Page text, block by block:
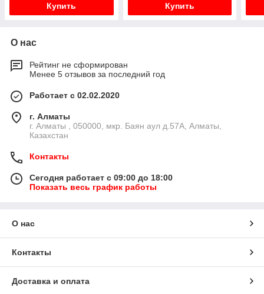
Купить Купить
О нас
Рейтинг не сформирован
Менее 5 отзывов за последний год
Работает с 02.02.2020
г. Алматы
г. Алматы , 050000, мкр. Баян аул д.57А, Алматы,
Казахстан
Контакты
Сегодня работает с 09:00 до 18:00
Показать весь график работы
О нас
Контакты
Доставка и оплата